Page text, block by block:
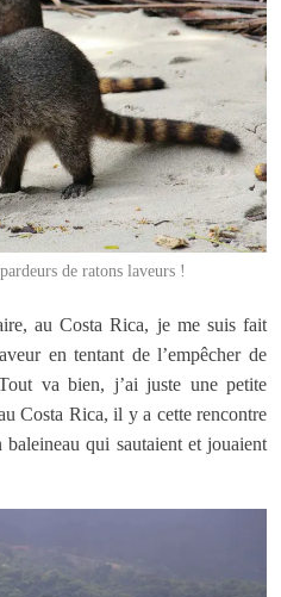
de ratons laveurs !
au Costa Rica, je me suis fait
en tentant de l’empêcher de
va bien, j’ai juste une petite
Costa Rica, il y a cette rencontre
qui sautaient et jouaient